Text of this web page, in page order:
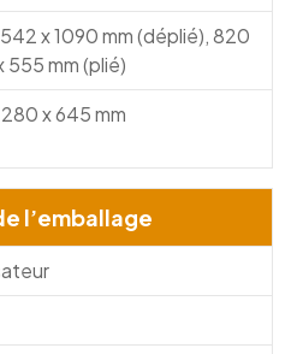
x 1090 mm (déplié), 820
555 mm (plié)
x 645 mm
l’emballage